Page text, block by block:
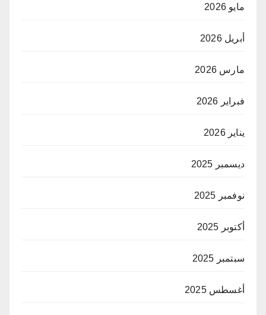
مايو 2026
أبريل 2026
مارس 2026
فبراير 2026
يناير 2026
ديسمبر 2025
نوفمبر 2025
أكتوبر 2025
سبتمبر 2025
أغسطس 2025